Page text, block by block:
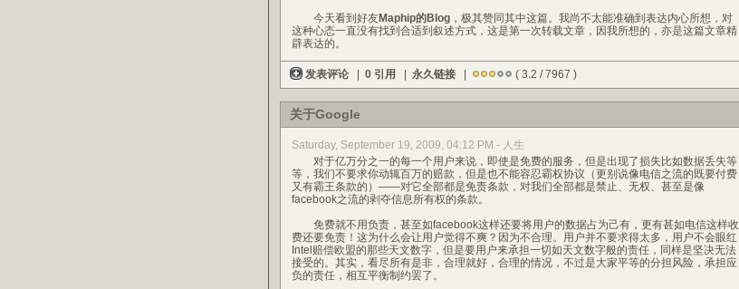
今天看到好友Maphip的Blog ，极其赞同其中这篇。我尚不太能准确到表达内心所想，对
这种心态一直没有找到合适到叙述方式，这是第一次转载文章，因我所想的，亦是这篇文章精
辟表达的。
发表评论 0 引用 永久链接 ( 3.2 / 7967 )
关于Google
Saturday, September 19, 2009, 04:12 PM - 人生
对于亿万分之一的每一个用户来说，即使是免费的服务，但是出现了损失比如数据丢失等
等，我们不要求你动辄百万的赔款，但是也不能容忍霸权协议（更别说像电信之流的既要付费
又有霸王条款的）——对它全部都是免责条款，对我们全部都是禁止、无权、甚至是像
facebook之流的剥夺信息所有权的条款。
免费就不用负责，甚至如facebook这样还要将用户的数据占为己有，更有甚如电信这样收
费还要免责！这为什么会让用户觉得不爽？因为不合理。用户并不要求得太多，用户不会眼红
Intel赔偿欧盟的那些天文数字，但是要用户来承担一切如天文数字般的责任，同样是坚决无法
接受的。其实，看尽所有是非，合理就好，合理的情况，不过是大家平等的分担风险，承担应
负的责任，相互平衡制约罢了。